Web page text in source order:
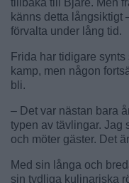
känns detta långsiktigt
förvalta under lång tid.
Frida har tidigare
kamp, men någon
bli.
– Det var nästan bara
typen av tävlingar. Jag
och möter gäster. Det
Med sin långa och
sin tydliga kulinariska